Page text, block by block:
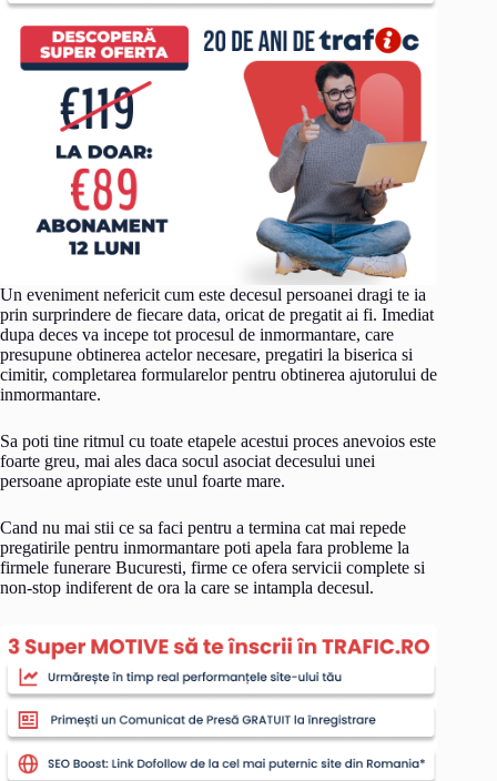
Un eveniment nefericit cum este decesul persoanei dragi te ia
prin surprindere de fiecare data, oricat de pregatit ai fi. Imediat
dupa deces va incepe tot procesul de inmormantare, care
presupune obtinerea actelor necesare, pregatiri la biserica si
cimitir, completarea formularelor pentru obtinerea ajutorului de
inmormantare.
Sa poti tine ritmul cu toate etapele acestui proces anevoios este
foarte greu, mai ales daca socul asociat decesului unei
persoane apropiate este unul foarte mare.
Cand nu mai stii ce sa faci pentru a termina cat mai repede
pregatirile pentru inmormantare poti apela fara probleme la
firmele funerare Bucuresti, firme ce ofera servicii complete si
non-stop indiferent de ora la care se intampla decesul.